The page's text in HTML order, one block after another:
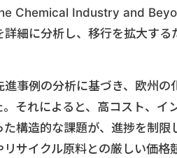
Chemical Industry and
細に分析し、移行を拡大す
事例の分析に基づき、欧州の
それによると、高コスト、イ
構造的な課題が、進捗を制限
サイクル原料との厳しい価格